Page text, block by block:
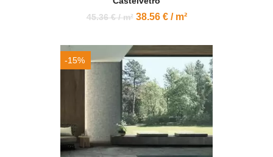
45.36 € / m² 38.56 € / m²
-15%